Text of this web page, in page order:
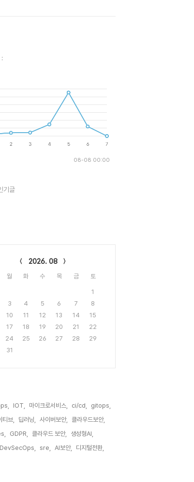
:
08-08 00:00
기글
2026. 08
월 화 수 목 금 토
1
3 4 5 6 7
8
10 11 12 13 14
15
17 18 19 20 21
22
24 25 26 27 28
29
31
IOT, 마이크로서비스, ci/cd,
gitops,
티브,
딥러닝, 사이버보안,
클라우드보안,
GDPR, 클라우드 보안,
생성형AI,
DevSecOps, sre, AI보안,
디지털전환,